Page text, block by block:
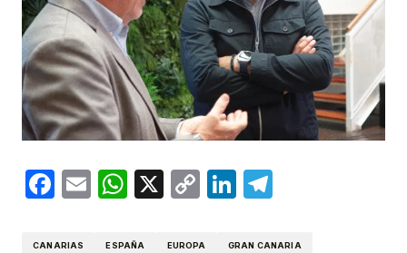
Facebook
EmailWhatsApp
X
CopyLinkedIn
CANARIAS ESPAÑA EUROPA GRAN CANARIA